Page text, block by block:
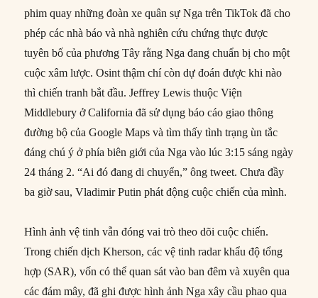
phim quay những đoàn xe quân sự Nga trên TikTok đã cho
phép các nhà báo và nhà nghiên cứu chứng thực được
tuyên bố của phương Tây rằng Nga đang chuẩn bị cho một
cuộc xâm lược. Osint thậm chí còn dự đoán được khi nào
thì chiến tranh bắt đầu. Jeffrey Lewis thuộc Viện
Middlebury ở California đã sử dụng báo cáo giao thông
đường bộ của Google Maps và tìm thấy tình trạng ùn tắc
đáng chú ý ở phía biên giới của Nga vào lúc 3:15 sáng ngày
24 tháng 2. “Ai đó đang di chuyển,” ông tweet. Chưa đầy
ba giờ sau, Vladimir Putin phát động cuộc chiến của mình.
Hình ảnh vệ tinh vẫn đóng vai trò theo dõi cuộc chiến.
Trong chiến dịch Kherson, các vệ tinh radar khẩu độ tổng
hợp (SAR), vốn có thể quan sát vào ban đêm và xuyên qua
các đám mây, đã ghi được hình ảnh Nga xây cầu phao qua